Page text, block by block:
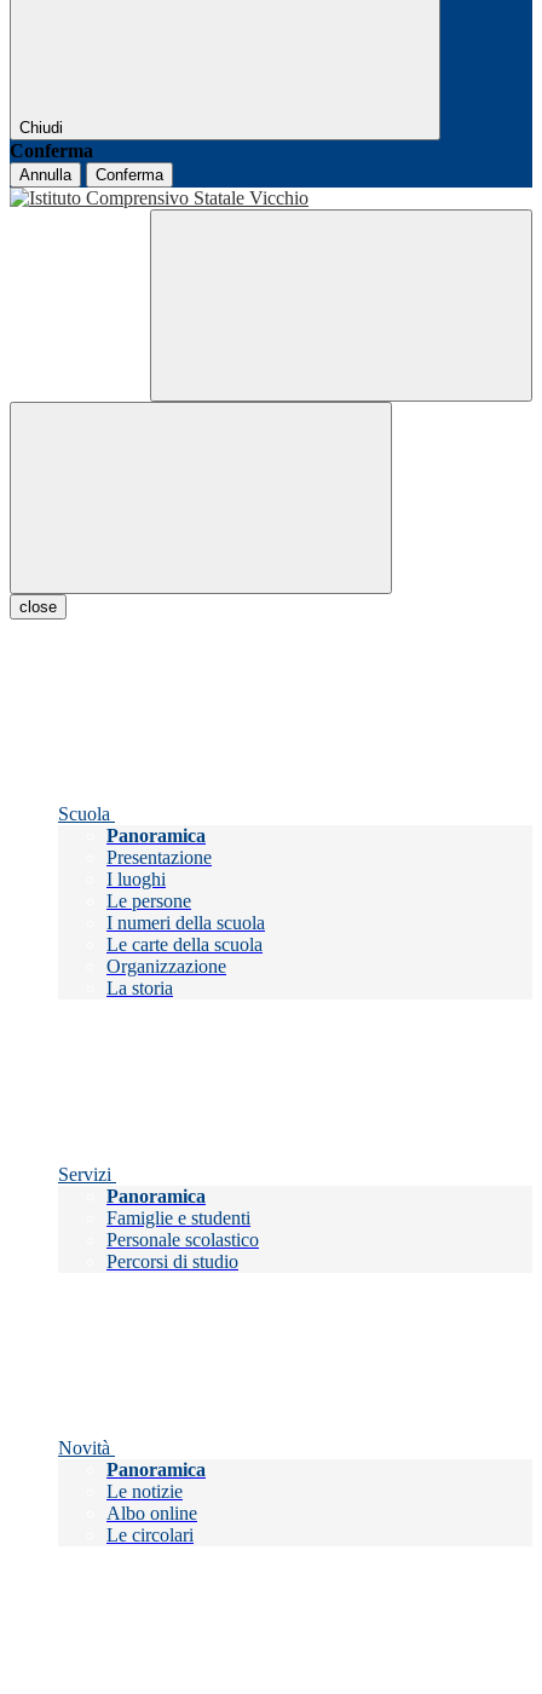
Chiudi
Conferma
Annulla Conferma
close
Scuola
Panoramica
Presentazione
I luoghi
Le persone
I numeri della scuola
Le carte della scuola
Organizzazione
La storia
Servizi
Panoramica
Famiglie e studenti
Personale scolastico
Percorsi di studio
Novità
Panoramica
Le notizie
Albo online
Le circolari